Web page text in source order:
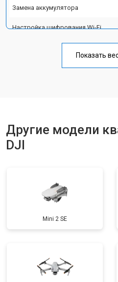
Замена аккумулятора
Настройка шифрования Wi-Fi
Замена материнской платы
Показать
Другие модели
DJI
Mini 2 SE